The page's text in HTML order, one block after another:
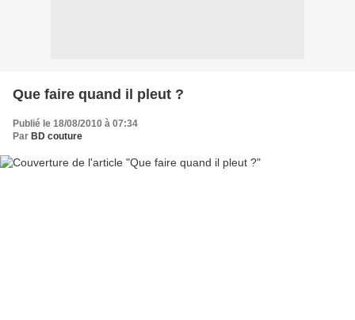
Que faire quand il pleut ?
Publié le 18/08/2010 à 07:34
Par BD couture